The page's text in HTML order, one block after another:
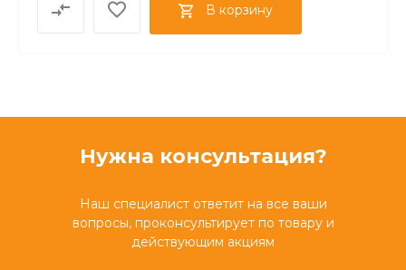
В корзину
Нужна консультация?
Наш специалист ответит на все ваши
вопросы, проконсультирует по товару и
действующим акциям